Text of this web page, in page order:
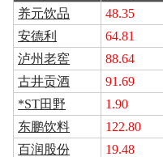
养元饮品
48.35
安德利
64.81
泸州老窖
88.64
古井贡酒
91.69
*ST田野
1.90
东鹏饮料
122.80
百润股份
19.48